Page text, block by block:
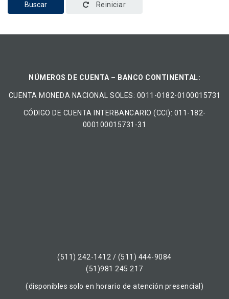
Buscar Reiniciar
NÚMEROS DE CUENTA – BANCO CONTINENTAL:
CUENTA MONEDA NACIONAL​ ​SOLES​: 0011-0182-0100015731
CÓDIGO DE CUENTA INTERBANCARIO (CCI): 011-182-
000100015731-31
(511) 242-1412 / (511) 444-9084
(51)981 245 217
(disponibles solo en horario de atención presencial)